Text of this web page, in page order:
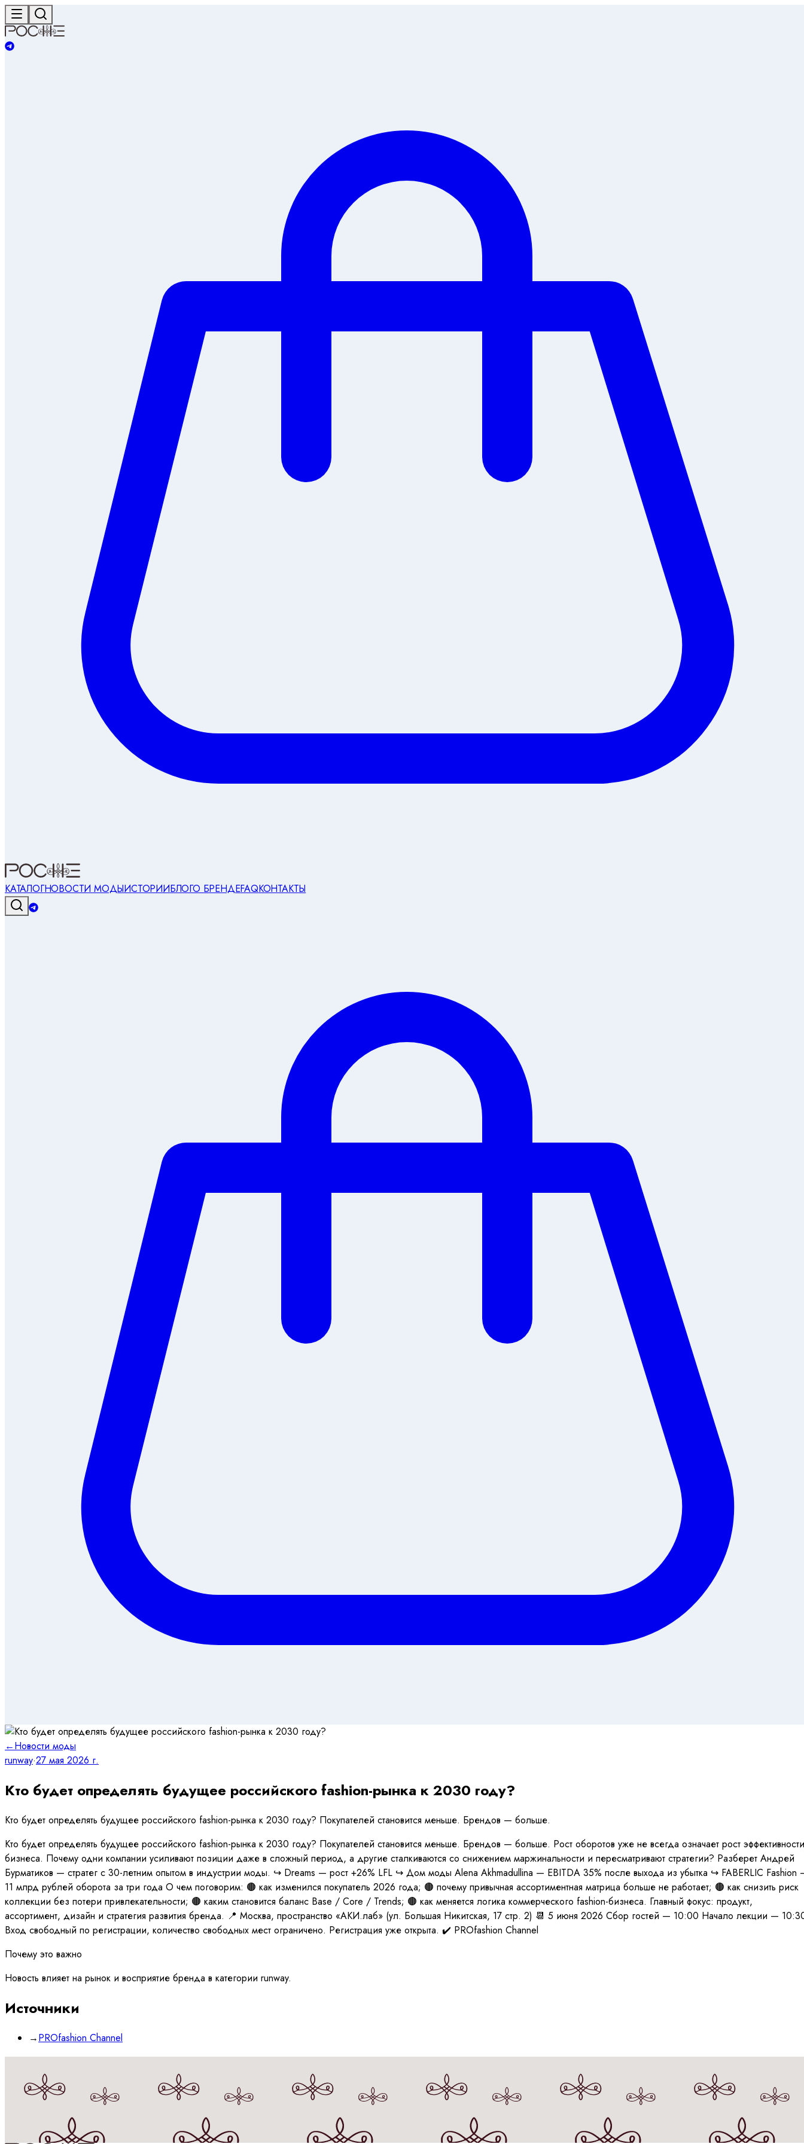
КАТАЛОГНОВОСТИ МОДЫИСТОРИИБЛОГО БРЕНДЕFAQКОНТАКТЫ
←Новости моды
runway·27 мая 2026 г.
Кто будет определять будущее российского fashion-рынка к 2030 году?
Кто будет определять будущее российского fashion-рынка к 2030 году? Покупателей становится меньше. Брендов — больше.
Кто будет определять будущее российского fashion-рынка к 2030 году? Покупателей становится меньше. Брендов — больше. Рост оборотов уже не всегда означает рост эффективности
бизнеса. Почему одни компании усиливают позиции даже в сложный период, а другие сталкиваются со снижением маржинальности и пересматривают стратегии? Разберет Андрей
Бурматиков — стратег с 30-летним опытом в индустрии моды. ↪️ Dreams — рост +26% LFL ↪️ Дом моды Alena Akhmadullina — EBITDA 35% после выхода из убытка ↪️ FABERLIC Fashion
11 млрд рублей оборота за три года О чем поговорим: 🟤 как изменился покупатель 2026 года; 🟤 почему привычная ассортиментная матрица больше не работает; 🟤 как снизить риск
коллекции без потери привлекательности; 🟤 каким становится баланс Base / Core / Trends; 🟤 как меняется логика коммерческого fashion-бизнеса. Главный фокус: продукт,
ассортимент, дизайн и стратегия развития бренда. 📍 Москва, пространство «АКИ.лаб» (ул. Большая Никитская, 17 стр. 2) 📆 5 июня 2026 Сбор гостей — 10:00 Начало лекции —
Вход свободный по регистрации, количество свободных мест ограничено. Регистрация уже открыта. ✔️ PROfashion Channel
Почему это важно
Новость влияет на рынок и восприятие бренда в категории runway.
Источники
→PROfashion Channel